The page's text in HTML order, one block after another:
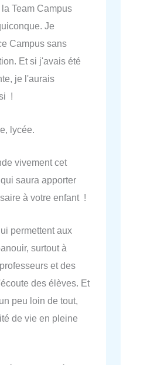
Team Campus
Je
Campus sans
Et si j'avais été
je l'aurais
!
lycée.
vivement cet
saura apporter
à votre enfant !
permettent aux
surtout à
et des
des élèves. Et
peu loin de tout,
de vie en pleine